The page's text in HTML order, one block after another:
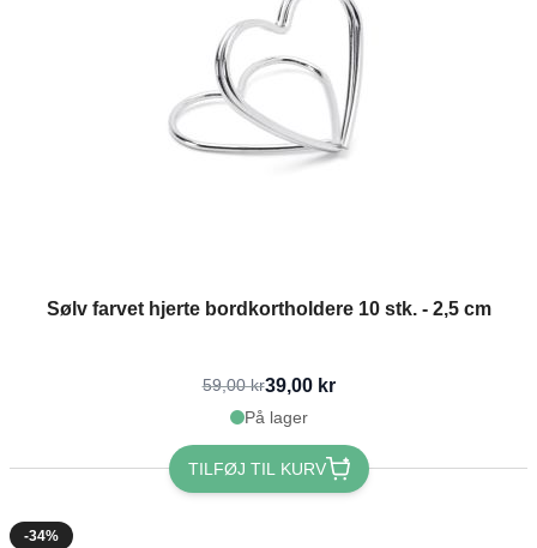
Sølv farvet hjerte bordkortholdere 10 stk. - 2,5 cm
59,00 kr39,00 kr
På lager
TILFØJ TIL KURV
-34%